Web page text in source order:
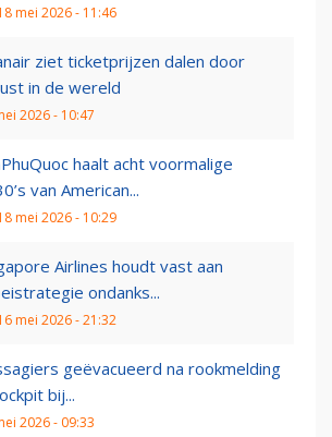
mei 2026 - 11:46
ziet ticketprijzen dalen door
in de wereld
2026 - 10:47
haalt acht voormalige
van American...
mei 2026 - 10:29
Airlines houdt vast aan
ondanks...
mei 2026 - 21:32
geëvacueerd na rookmelding
bij...
2026 - 09:33